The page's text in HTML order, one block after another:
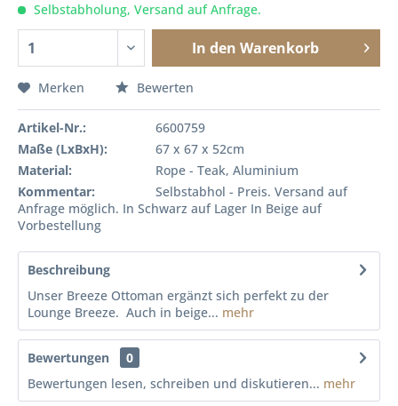
Selbstabholung, Versand auf Anfrage.
In den Warenkorb
Merken Bewerten
Artikel-Nr.:
6600759
Maße (LxBxH):
67 x 67 x 52cm
Material:
Rope - Teak, Aluminium
Kommentar:
Selbstabhol - Preis. Versand auf
Anfrage möglich. In Schwarz auf Lager In Beige auf
Vorbestellung
Beschreibung
Unser Breeze Ottoman ergänzt sich perfekt zu der
Lounge Breeze. Auch in beige... mehr
Bewertungen
0
Bewertungen lesen, schreiben und diskutieren... mehr